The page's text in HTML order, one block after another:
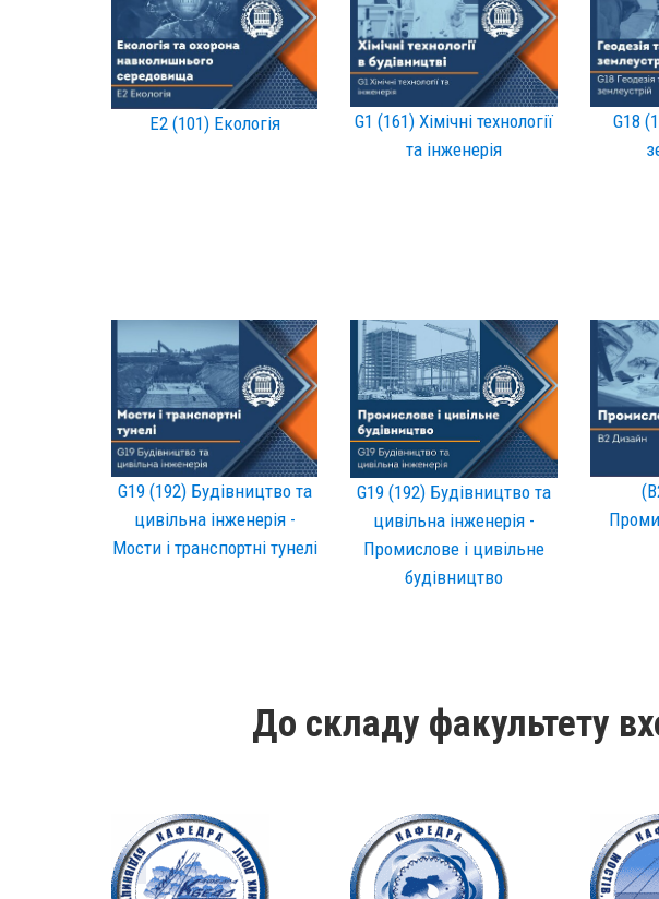
Е2 (101) Екологія
G1 (161) Хімічні технології
та інженерія
G18
G19 (192) Будівництво та
цивільна інженерія -
Мости і транспортні тунелі
G19 (192) Будівництво та
цивільна інженерія -
Промислове і цивільне
будівництво
До складу факультету